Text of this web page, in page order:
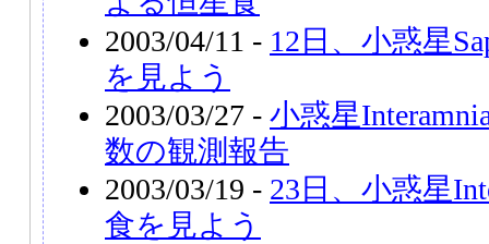
2003/04/11 - 12日、小惑星
を見よう
2003/03/27 - 小惑星
数の観測報告
2003/03/19 - 23日、小惑星
食を見よう